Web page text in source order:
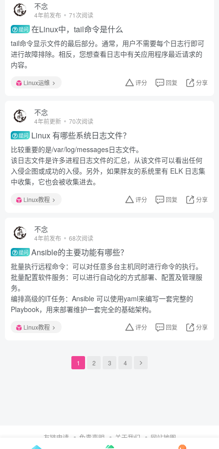
不念
4年前发布 71次阅读
提问 在Linux中，tail命令是什么
tail命令显示文件的最后部分。通常，用户不需要每个日志行即可
进行故障排除。相反，您想查看日志中有关应用程序最近请求的
内容。
Linux运维 评分 回复 分享
不念
4年前更新 70次阅读
提问 Linux 有哪些系统日志文件？
比较重要的是/var/log/messages日志文件。
该日志文件是许多进程日志文件的汇总，从该文件可以看出任何
入侵企图或成功的入侵。另外，如果胖友的系统里有 ELK 日志集
中收集，它也会被收集进去。
Linux教程 评分 回复 分享
不念
4年前发布 68次阅读
提问 Ansible的主要功能有哪些？
批量执行远程命令：可以对任意多台主机同时进行命令的执行。
批量配置软件服务：可以进行自动化的方式部署、配置及管理服
务。
编排高级的IT任务：Ansible 可以使用yaml来编写一套完整的
Playbook，用来部署维护一套完全的基础架构。
Linux教程 评分 回复 分享
1 2 3 4
友链申请 免责声明 关于我们 网站地图